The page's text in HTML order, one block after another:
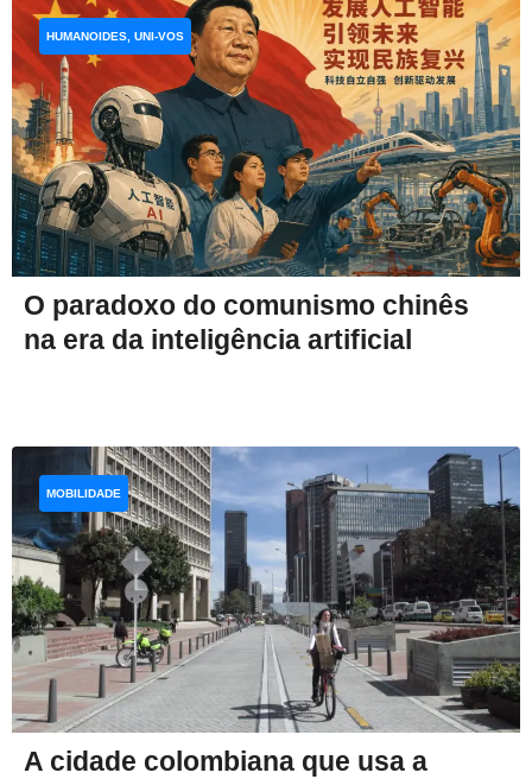
O paradoxo do comunismo chinês
na era da inteligência artificial
HUMANOIDES, UNI-VOS
A cidade colombiana que usa a
MOBILIDADE